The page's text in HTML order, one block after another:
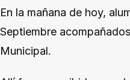
En la mañana de hoy,
Septiembre
Municipal.